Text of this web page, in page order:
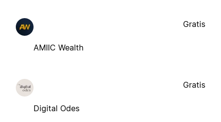
AMIIC Wealth
Gratis
Digital Odes
Gratis